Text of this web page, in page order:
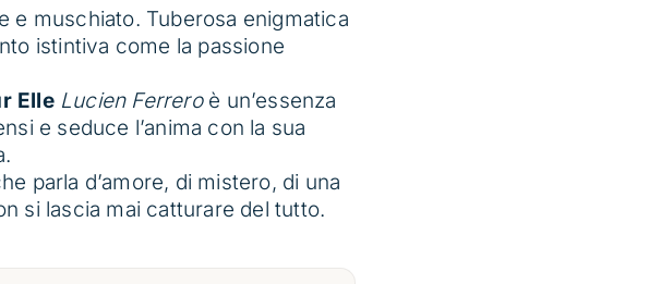
prezzo:
da
a
160 €
e muschiato. Tuberosa enigmatica
istintiva come la passione
Elle Lucien Ferreroè un’essenza
e seduce l’anima con la sua
parla d’amore, di mistero, di una
si lascia mai catturare del tutto.